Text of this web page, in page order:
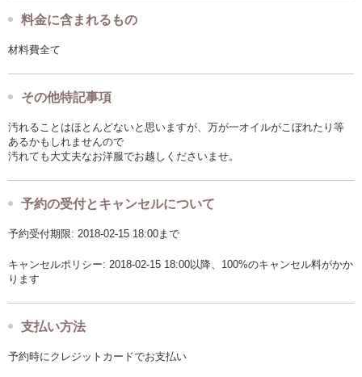
料金に含まれるもの
材料費全て
その他特記事項
汚れることはほとんどないと思いますが、万が一オイルがこぼれたり等
あるかもしれませんので
汚れても大丈夫なお洋服でお越しくださいませ。
予約の受付とキャンセルについて
予約受付期限: 2018-02-15 18:00まで
キャンセルポリシー: 2018-02-15 18:00以降、100%のキャンセル料がかか
ります
支払い方法
予約時にクレジットカードでお支払い